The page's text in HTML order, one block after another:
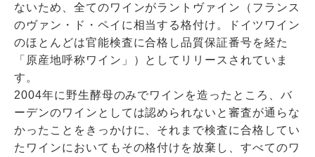
ないため、全てのワインがラントヴァイン（フランス
のヴァン・ド・ペイに相当する格付け。ドイツワイン
のほとんどは官能検査に合格し品質保証番号を経た
「原産地呼称ワイン」）としてリリースされていま
す。
2004年に野生酵母のみでワインを造ったところ、バ
ーデンのワインとしては認められないと審査が通らな
かったことをきっかけに、それまで検査に合格してい
たワインにおいてもその格付けを放棄し、すべてのワ